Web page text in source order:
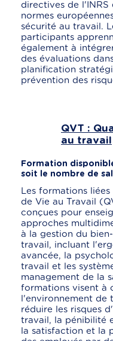
directives de l'INRS
normes
sécurité au travail.
participants
également à
des évaluations
planification
prévention des
QVT :
au travail
Formation
soit le nombre de
Les formations liées
de Vie au Travail
conçues pour
approches
à la gestion du
travail, incluant
avancée, la
travail et les
management de la
formations visent à
l'environnement de
réduire les risques
travail, la pénibilité
la satisfaction et la